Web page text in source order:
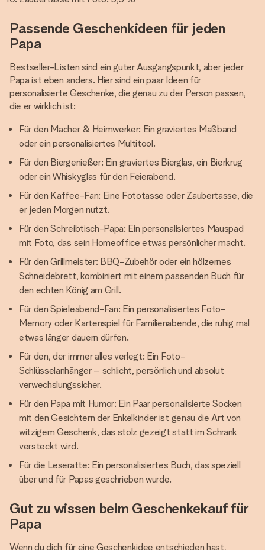
Passende Geschenkideen für jeden
Papa
Bestseller-Listen sind ein guter Ausgangspunkt, aber jeder
Papa ist eben anders. Hier sind ein paar Ideen für
personalisierte Geschenke, die genau zu der Person passen,
die er wirklich ist:
Für den Macher & Heimwerker: Ein graviertes Maßband
oder ein personalisiertes Multitool.
Für den Biergenießer: Ein graviertes Bierglas, ein Bierkrug
oder ein Whiskyglas für den Feierabend.
Für den Kaffee-Fan: Eine Fototasse oder Zaubertasse, die
er jeden Morgen nutzt.
Für den Schreibtisch-Papa: Ein personalisiertes Mauspad
mit Foto, das sein Homeoffice etwas persönlicher macht.
Für den Grillmeister: BBQ-Zubehör oder ein hölzernes
Schneidebrett, kombiniert mit einem passenden Buch für
den echten König am Grill.
Für den Spieleabend-Fan: Ein personalisiertes Foto-
Memory oder Kartenspiel für Familienabende, die ruhig mal
etwas länger dauern dürfen.
Für den, der immer alles verlegt: Ein Foto-
Schlüsselanhänger – schlicht, persönlich und absolut
verwechslungssicher.
Für den Papa mit Humor: Ein Paar personalisierte Socken
mit den Gesichtern der Enkelkinder ist genau die Art von
witzigem Geschenk, das stolz gezeigt statt im Schrank
versteckt wird.
Für die Leseratte: Ein personalisiertes Buch, das speziell
über und für Papas geschrieben wurde.
Gut zu wissen beim Geschenkekauf für
Papa
Wenn du dich für eine Geschenkidee entschieden hast,